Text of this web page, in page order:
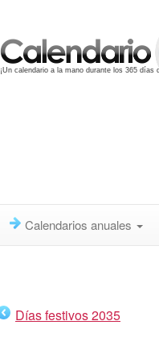
¡Un calendario a la mano durante los 365 días
Calendarios anuales
Días festivos 2035